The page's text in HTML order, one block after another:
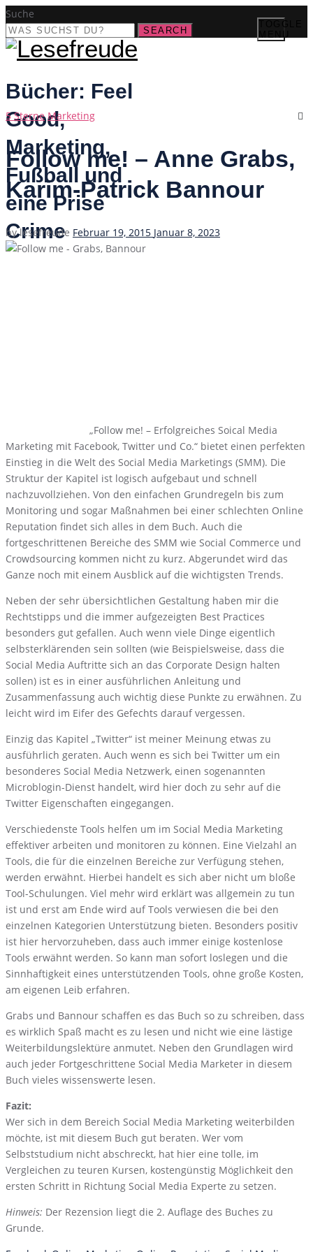
Suche
SEARCH
Bücher: Feel
Good,
Marketing,
Fußball und
eine Prise
Crime
TOGGLE
MENU
Categories
5 Sterne Marketing
Follow me! – Anne Grabs,
Karim-Patrick Bannour
bylesefreude Posted
on
Februar 19, 2015 Januar 8, 2023
„Follow me! – Erfolgreiches Soical Media
Marketing mit Facebook, Twitter und Co.“ bietet einen perfekten
Einstieg in die Welt des Social Media Marketings (SMM). Die
Struktur der Kapitel ist logisch aufgebaut und schnell
nachzuvollziehen. Von den einfachen Grundregeln bis zum
Monitoring und sogar Maßnahmen bei einer schlechten Online
Reputation findet sich alles in dem Buch. Auch die
fortgeschrittenen Bereiche des SMM wie Social Commerce und
Crowdsourcing kommen nicht zu kurz. Abgerundet wird das
Ganze noch mit einem Ausblick auf die wichtigsten Trends.
Neben der sehr übersichtlichen Gestaltung haben mir die
Rechtstipps und die immer aufgezeigten Best Practices
besonders gut gefallen. Auch wenn viele Dinge eigentlich
selbsterklärenden sein sollten (wie Beispielsweise, dass die
Social Media Auftritte sich an das Corporate Design halten
sollen) ist es in einer ausführlichen Anleitung und
Zusammenfassung auch wichtig diese Punkte zu erwähnen. Zu
leicht wird im Eifer des Gefechts darauf vergessen.
Einzig das Kapitel „Twitter“ ist meiner Meinung etwas zu
ausführlich geraten. Auch wenn es sich bei Twitter um ein
besonderes Social Media Netzwerk, einen sogenannten
Microblogin-Dienst handelt, wird hier doch zu sehr auf die
Twitter Eigenschaften eingegangen.
Verschiedenste Tools helfen um im Social Media Marketing
effektiver arbeiten und monitoren zu können. Eine Vielzahl an
Tools, die für die einzelnen Bereiche zur Verfügung stehen,
werden erwähnt. Hierbei handelt es sich aber nicht um bloße
Tool-Schulungen. Viel mehr wird erklärt was allgemein zu tun
ist und erst am Ende wird auf Tools verwiesen die bei den
einzelnen Kategorien Unterstützung bieten. Besonders positiv
ist hier hervorzuheben, dass auch immer einige kostenlose
Tools erwähnt werden. So kann man sofort loslegen und die
Sinnhaftigkeit eines unterstützenden Tools, ohne große Kosten,
am eigenen Leib erfahren.
Grabs und Bannour schaffen es das Buch so zu schreiben, dass
es wirklich Spaß macht es zu lesen und nicht wie eine lästige
Weiterbildungslektüre anmutet. Neben den Grundlagen wird
auch jeder Fortgeschrittene Social Media Marketer in diesem
Buch vieles wissenswerte lesen.
Fazit:
Wer sich in dem Bereich Social Media Marketing weiterbilden
möchte, ist mit diesem Buch gut beraten. Wer vom
Selbststudium nicht abschreckt, hat hier eine tolle, im
Vergleichen zu teuren Kursen, kostengünstig Möglichkeit den
ersten Schritt in Richtung Social Media Experte zu setzen.
Hinweis: Der Rezension liegt die 2. Auflage des Buches zu
Grunde.